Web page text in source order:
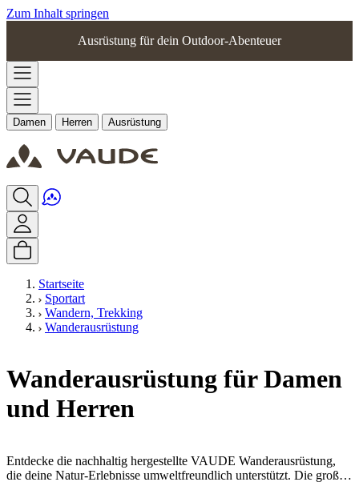
Zum Inhalt springen
Ausrüstung für dein Outdoor-Abenteuer
Damen Herren Ausrüstung
Startseite
Sportart
Wandern, Trekking
Wanderausrüstung
Wanderausrüstung für Damen
und Herren
Entdecke die nachhaltig hergestellte VAUDE Wanderausrüstung,
die deine Natur-Erlebnisse umweltfreundlich unterstützt. Die große